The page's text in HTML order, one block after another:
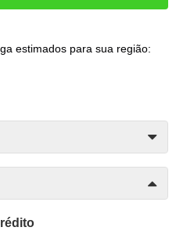
estimados para sua região: